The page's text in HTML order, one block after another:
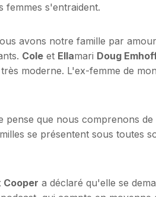
femmes s'entraident.
avons notre famille par
Cole et Ellamari Doug
moderne. L'ex-femme de
pense que nous comprenons
se présentent sous toutes
Cooper a déclaré qu'elle se